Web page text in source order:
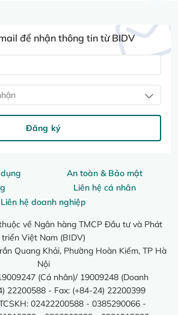
An toàn & Bảo mật
Liên hệ cá nhân
Liên hệ doanh nghiệp
về Ngân hàng TMCP Đầu tư và Phát
triển Việt Nam (BIDV)
Quang Khải, Phường Hoàn Kiếm, TP Hà
Nội
(Cá nhân)/ 19009248 (Doanh
22200588 - Fax: (+84-24) 22200399
02422200588 - 0385290066 -
để nhận thông tin từ BIDV
Đăng ký